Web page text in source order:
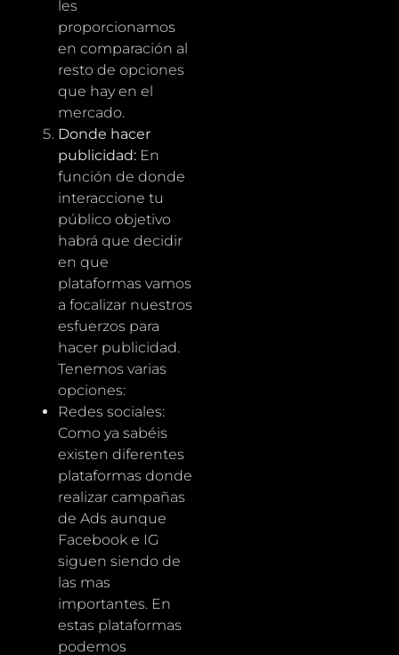
les
proporcionamos
en comparación al
resto de opciones
que hay en el
mercado.
Donde hacer
publicidad: En
función de donde
interaccione tu
público objetivo
habrá que decidir
en que
plataformas vamos
a focalizar nuestros
esfuerzos para
hacer publicidad.
Tenemos varias
opciones:
Redes sociales:
Como ya sabéis
existen diferentes
plataformas donde
realizar campañas
de Ads aunque
Facebook e IG
siguen siendo de
las mas
importantes. En
estas plataformas
podemos